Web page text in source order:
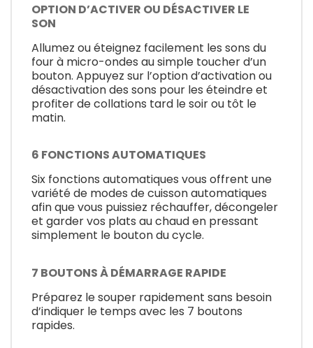
OPTION D’ACTIVER OU DÉSACTIVER LE
SON
Allumez ou éteignez facilement les sons du
four à micro-ondes au simple toucher d’un
bouton. Appuyez sur l’option d’activation ou
désactivation des sons pour les éteindre et
profiter de collations tard le soir ou tôt le
matin.
6 FONCTIONS AUTOMATIQUES
Six fonctions automatiques vous offrent une
variété de modes de cuisson automatiques
afin que vous puissiez réchauffer, décongeler
et garder vos plats au chaud en pressant
simplement le bouton du cycle.
7 BOUTONS À DÉMARRAGE RAPIDE
Préparez le souper rapidement sans besoin
d’indiquer le temps avec les 7 boutons
rapides.